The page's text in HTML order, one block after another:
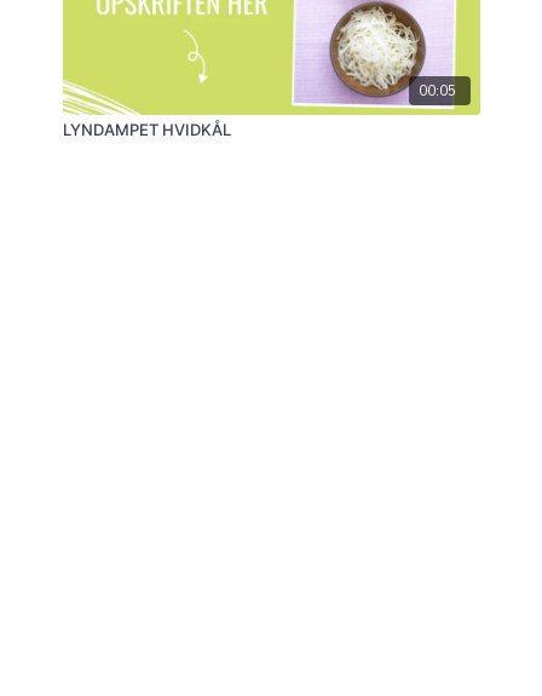
00:05
LYNDAMPET HVIDKÅL